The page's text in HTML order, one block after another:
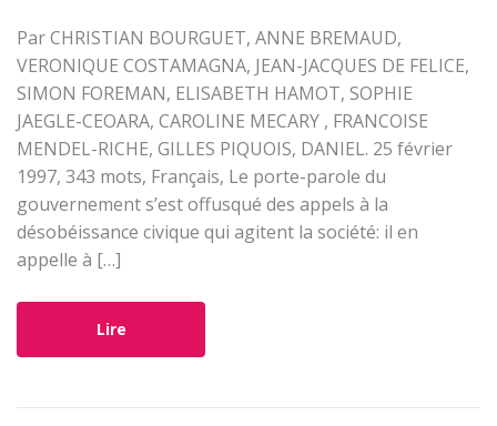
Par CHRISTIAN BOURGUET, ANNE BREMAUD,
VERONIQUE COSTAMAGNA, JEAN-JACQUES DE FELICE,
SIMON FOREMAN, ELISABETH HAMOT, SOPHIE
JAEGLE-CEOARA, CAROLINE MECARY , FRANCOISE
MENDEL-RICHE, GILLES PIQUOIS, DANIEL. 25 février
1997, 343 mots, Français, Le porte-parole du
gouvernement s’est offusqué des appels à la
désobéissance civique qui agitent la société: il en
appelle à […]
Lire